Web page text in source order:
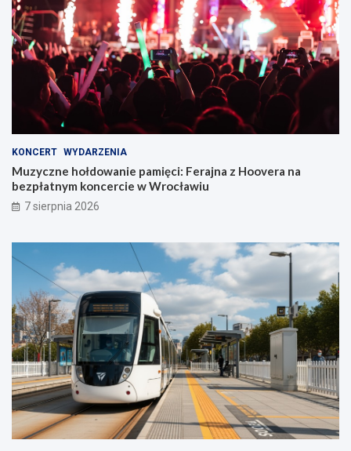
KONCERT WYDARZENIA
Muzyczne hołdowanie pamięci: Ferajna z Hoovera na
bezpłatnym koncercie w Wrocławiu
7 sierpnia 2026